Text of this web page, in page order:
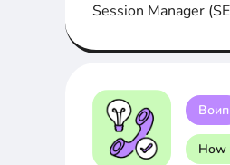
Session Manager
Воип
How